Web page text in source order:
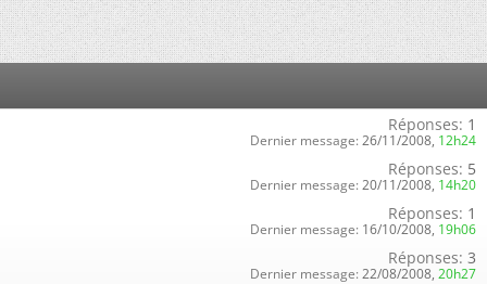
Réponses: 1
Dernier message: 26/11/2008, 12h24
Réponses: 5
Dernier message: 20/11/2008, 14h20
Réponses: 1
Dernier message: 16/10/2008, 19h06
Réponses: 3
Dernier message: 22/08/2008, 20h27